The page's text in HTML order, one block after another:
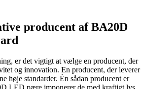
producent af BA20D
er det vigtigt at vælge en producent, der
og innovation. En producent, der leverer
høje standarder. Én sådan producent er
LED pære imponerer de med kraftigt lys